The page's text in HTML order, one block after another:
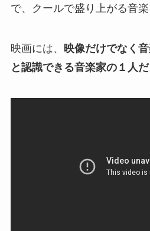
で、クールで盛り上がる音楽
映画には、 映像だけでなく
と認識できる音楽家の１人だ